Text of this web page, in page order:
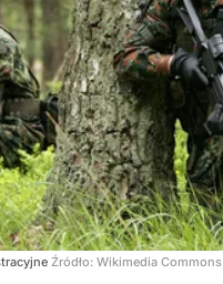
Źródło: Wikimedia Commons